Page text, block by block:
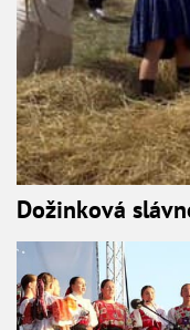
Dožinková